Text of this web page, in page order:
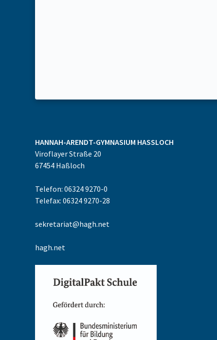
HANNAH-ARENDT-GYMNASIUM HASSLOCH
Viroflayer Straße 20
67454 Haßloch
Telefon: 06324 9270-0
Telefax: 06324 9270-28
sekretariat@hagh.net
hagh.net